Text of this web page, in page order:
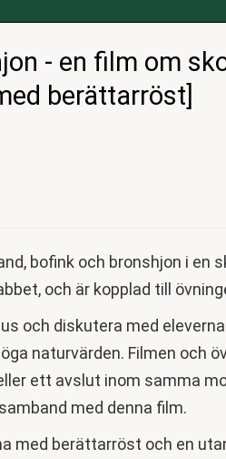
- en film om
berättarröst]
bofink och bronshjon i en
och är kopplad till
och diskutera med
naturvärden. Filmen och
ett avslut inom samma
med denna film.
med berättarröst och en